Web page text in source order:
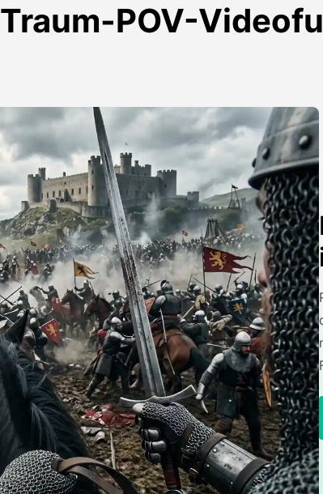
Traum-POV-